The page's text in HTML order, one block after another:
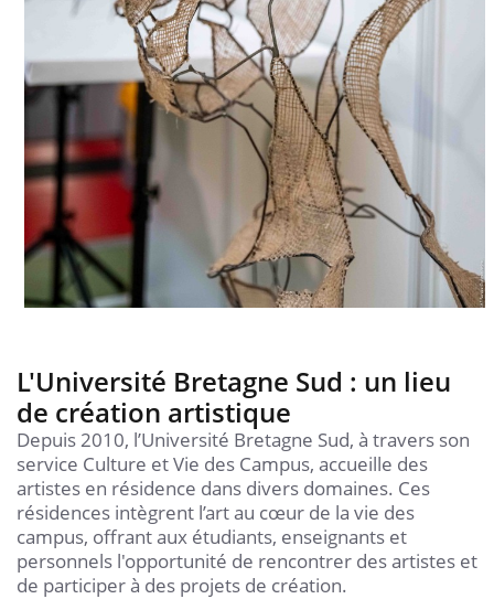
L'Université Bretagne Sud : un lieu
de création artistique
Depuis 2010, l’Université Bretagne Sud, à travers son
service Culture et Vie des Campus, accueille des
artistes en résidence dans divers domaines. Ces
résidences intègrent l’art au cœur de la vie des
campus, offrant aux étudiants, enseignants et
personnels l'opportunité de rencontrer des artistes et
de participer à des projets de création.